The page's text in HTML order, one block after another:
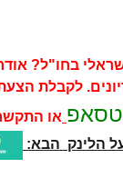
בחו"ל?
לקבלת
או
הלינק הבא: